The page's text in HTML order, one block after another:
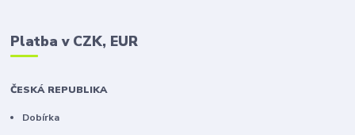
Platba v CZK, EUR
ČESKÁ REPUBLIKA
Dobírka